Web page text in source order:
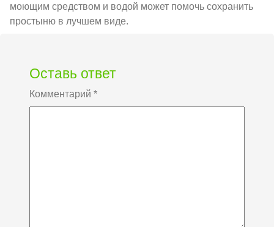
моющим средством и водой может помочь сохранить
простыню в лучшем виде.
Оставь ответ
Комментарий *